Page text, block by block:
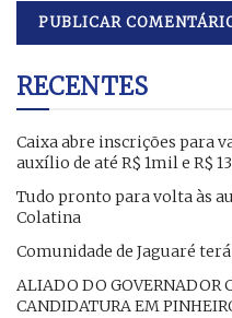
RECENTES
Caixa abre inscrições para
auxílio de até R$ 1mil e R$
Tudo pronto para volta às
Colatina
Comunidade de Jaguaré
ALIADO DO GOVERNADOR
CANDIDATURA EM